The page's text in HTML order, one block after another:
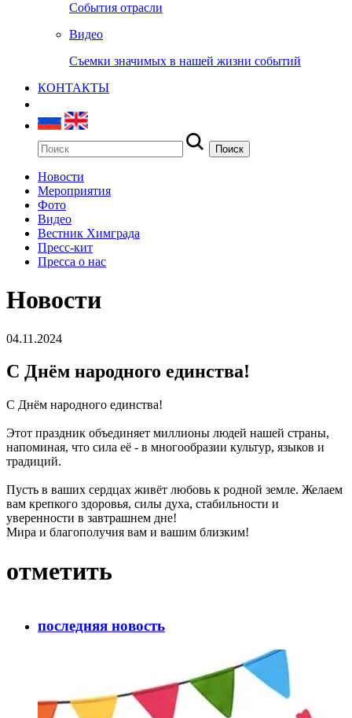
События отрасли
Видео
Съемки значимых в нашей жизни событий
КОНТАКТЫ
Новости
Мероприятия
Фото
Видео
Вестник Химграда
Пресс-кит
Пресса о нас
Новости
04.11.2024
С Днём народного единства!
С Днём народного единства!
Этот праздник объединяет миллионы людей нашей страны,
напоминая, что сила её - в многообразии культур, языков и
традиций.
Пусть в ваших сердцах живёт любовь к родной земле. Желаем
вам крепкого здоровья, силы духа, стабильности и
уверенности в завтрашнем дне!
Мира и благополучия вам и вашим близким!
отметить
последняя новость